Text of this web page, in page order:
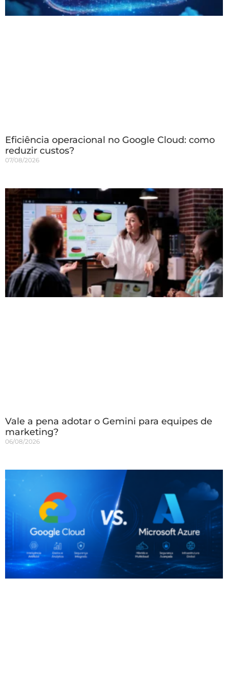
Eficiência operacional no Google Cloud: como
reduzir custos?
07/08/2026
Vale a pena adotar o Gemini para equipes de
marketing?
06/08/2026